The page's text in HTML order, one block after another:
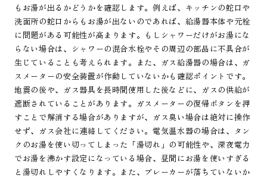
もお湯が出るかどうかを確認します。例えば、キッチンの蛇口や
洗面所の蛇口からもお湯が出ないのであれば、給湯器本体や元栓
に問題がある可能性が高まります。もしシャワーだけがお湯にな
らない場合は、シャワーの混合水栓やその周辺の部品に不具合が
生じていることも考えられます。また、ガス給湯器の場合は、ガ
スメーターの安全装置が作動していないかも確認ポイントです。
地震の後や、ガス器具を長時間使用した後などに、ガスの供給が
遮断されていることがあります。ガスメーターの復帰ボタンを押
すことで解消する場合がありますが、ガス臭い場合は絶対に操作
せず、ガス会社に連絡してください。電気温水器の場合は、タン
クのお湯を使い切ってしまった「湯切れ」の可能性や、深夜電力
でお湯を沸かす設定になっている場合、昼間にお湯を使いすぎる
と湯切れしやすくなります。また、ブレーカーが落ちていないか